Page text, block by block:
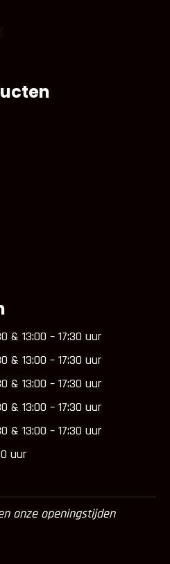
& 13:00 – 17:30 uur
& 13:00 – 17:30 uur
& 13:00 – 17:30 uur
& 13:00 – 17:30 uur
& 13:00 – 17:30 uur
uur
onze openingstijden